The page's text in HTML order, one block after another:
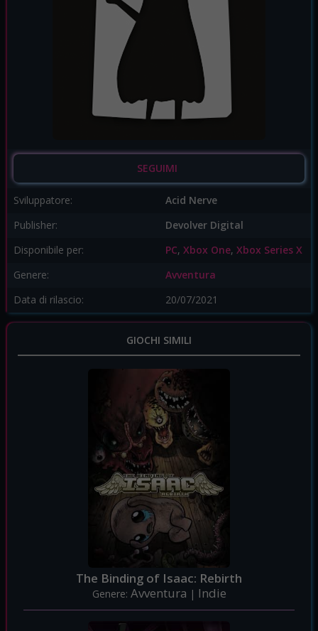
SEGUIMI
Sviluppatore:
Acid Nerve
Publisher:
Devolver Digital
Disponibile per:
PC, Xbox One, Xbox Series X
Genere:
Avventura
Data di rilascio:
20/07/2021
GIOCHI SIMILI
The Binding of Isaac: Rebirth
Genere: Avventura | Indie